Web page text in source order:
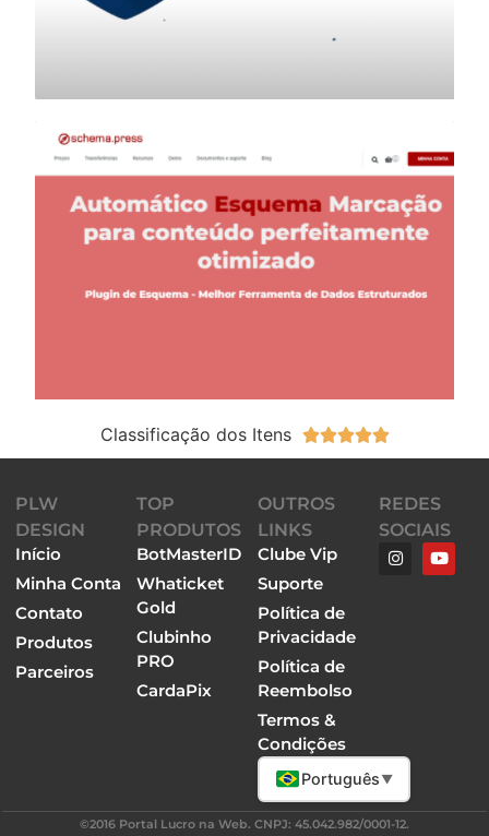
Classificação dos Itens 
PLW
DESIGN
Início
Minha Conta
Contato
Produtos
Parceiros
TOP
PRODUTOS
BotMasterID
Whaticket
Gold
Clubinho
PRO
CardaPix
OUTROS
LINKS
Clube Vip
Suporte
Política de
Privacidade
Política de
Reembolso
Termos &
Condições
Português ▼
REDES
SOCIAIS
©2016 Portal Lucro na Web. CNPJ: 45.042.982/0001-12.